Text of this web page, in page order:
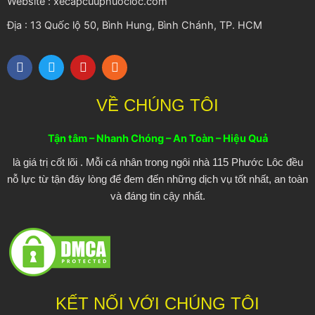
Địa : 13 Quốc lộ 50, Bình Hung, Bình Chánh, TP. HCM
F
a
T
w
r
Y
o
e
R
s
VỀ CHÚNG TÔI
Tận tâm – Nhanh Chóng – An Toàn – Hiệu Quả
là giá trị cốt lõi . Mỗi cá nhân trong ngôi nhà 115 Phước Lôc đều
nỗ lực từ tận đáy lòng để đem đến những dịch vụ tốt nhất, an toàn
và đáng tin cậy nhất.
KẾT NỐI VỚI CHÚNG TÔI